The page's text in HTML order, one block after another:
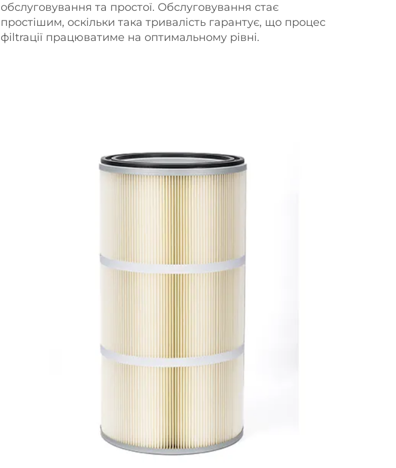
обслуговування та простої. Обслуговування стає
простішим, оскільки така тривалість гарантує, що процес
фіltraції працюватиме на оптимальному рівні.